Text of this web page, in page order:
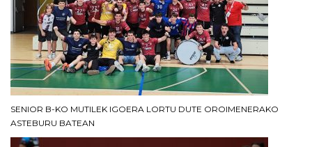
SENIOR B-KO MUTILEK IGOERA LORTU DUTE OROIMENERAKO
ASTEBURU BATEAN